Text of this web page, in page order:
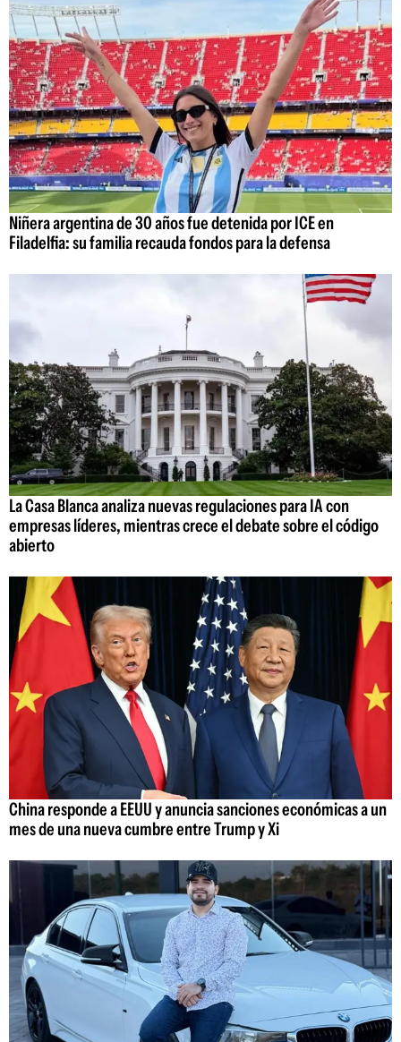
Niñera argentina de 30 años fue detenida por ICE en
Filadelfia: su familia recauda fondos para la defensa
La Casa Blanca analiza nuevas regulaciones para IA con
empresas líderes, mientras crece el debate sobre el código
abierto
China responde a EEUU y anuncia sanciones económicas a un
mes de una nueva cumbre entre Trump y Xi